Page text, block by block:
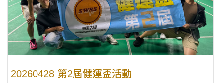
20260428 第2屆健運盃活動